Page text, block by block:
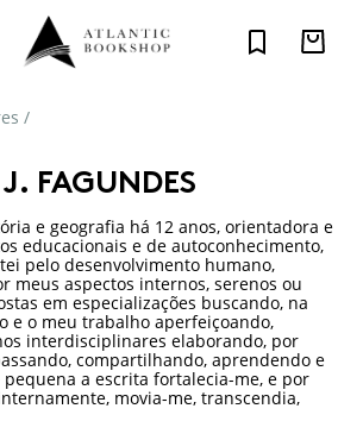
/
FAGUNDES
e geografia há 12 anos, orientadora e
educacionais e de autoconhecimento,
pelo desenvolvimento humano,
meus aspectos internos, serenos ou
em especializações buscando, na
e o meu trabalho aperfeiçoando,
interdisciplinares elaborando, por
compartilhando, aprendendo e
a escrita fortalecia-me, e por
movia-me, transcendia,